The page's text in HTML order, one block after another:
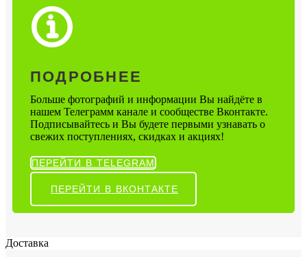
ПОДРОБНЕЕ
Больше фотографий и информации Вы найдёте в
нашем Телеграмм канале и сообществе Вконтакте.
Подписывайтесь и Вы будете первыми узнавать о
свежих поступлениях, скидках и акциях!
ПЕРЕЙТИ В TELEGRAM
ПЕРЕЙТИ В ВКОНТАКТЕ
Доставка